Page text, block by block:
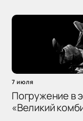
7 июля
Погружение в
«Великий